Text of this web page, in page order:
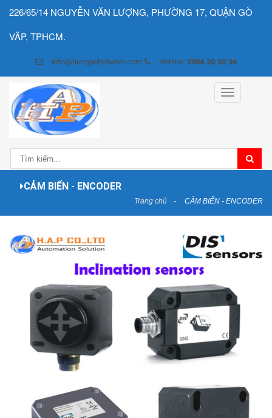
226/65/14 NGUYỄN VĂN LƯỢNG, PHƯỜNG 17, QUẬN GÒ
VÂP, TPHCM.
info@hunganhphatvn.com Hotline: 0984.20.02.94
Toggle
navigation
CẢM BIẾN - ENCODER
Trang chủ CẢM BIẾN - ENCODER